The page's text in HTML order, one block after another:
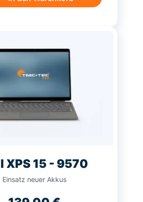
XPS 15 - 9570
Einsatz neuer Akkus